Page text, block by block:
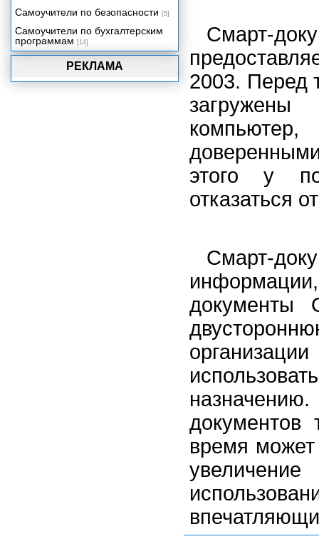
Смарт-
2003. Перед
этого у
отказаться
Смарт-
документы
документов
время
РЕКЛАМА
Самоучители по безопасности [5]
Самоучители по бухгалтерским
программам [14]